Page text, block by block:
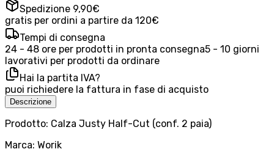
Spedizione 9,90€
gratis per ordini a partire da 120€
Tempi di consegna
24 - 48 ore per prodotti in pronta consegna5 - 10 giorni
lavorativi per prodotti da ordinare
Hai la partita IVA?
puoi richiedere la fattura in fase di acquisto
Descrizione
Prodotto: Calza Justy Half-Cut (conf. 2 paia)
Marca: Worik